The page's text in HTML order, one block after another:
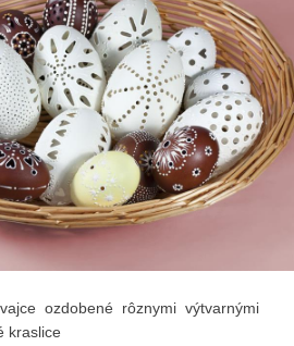
ozdobené rôznymi výtvarnými
kraslice